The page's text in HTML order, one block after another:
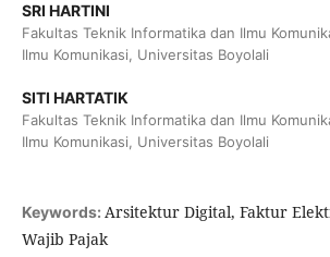
SRI HARTINI
Fakultas Teknik Informatika dan Ilmu
Ilmu Komunikasi, Universitas Boyolali
SITI HARTATIK
Fakultas Teknik Informatika dan Ilmu
Ilmu Komunikasi, Universitas Boyolali
Keywords: Arsitektur Digital, Faktur
Wajib Pajak